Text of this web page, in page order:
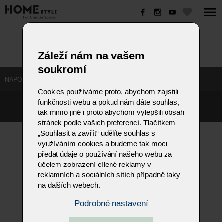
NAPOSLEDY NAVŠTÍVENÉ ODKAZY
©Homestyle.cz2026
Responzivní web od Artweby.cz
Záleží nám na vašem
soukromí
Cookies používáme proto, abychom zajistili
funkčnosti webu a pokud nám dáte souhlas,
tak mimo jiné i proto abychom vylepšili obsah
stránek podle vašich preferencí. Tlačítkem
„Souhlasit a zavřít“ udělíte souhlas s
využíváním cookies a budeme tak moci
předat údaje o používání našeho webu za
účelem zobrazení cílené reklamy v
reklamních a sociálních sítích případně taky
na dalších webech.
Podrobné nastavení